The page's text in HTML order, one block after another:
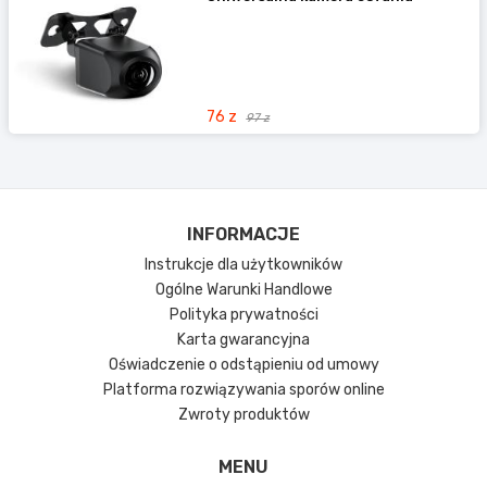
Nawigacja po mapach Androida itp.
● Wyjście sterowania układem
kierowniczym.
● Wyjście kamery cofania
● Bluetooth 5.0
● Radio
● Połączenie lustrzane:Możliwość
sparowania urządzeń takich jak: iPad,
iPhone czy urządzenia z systememAndroid i
wyświetlenia ich zawartości na
wyświetlaczu samochodowego zestawu
Wideo, audio, kamera cofania,
mikrofon zewnętrzny, antena radiowa,
76 z 97 z
INFORMACJE
Instrukcje dla użytkowników
Ogólne Warunki Handlowe
Polityka prywatności
Karta gwarancyjna
Oświadczenie o odstąpieniu od umowy
Platforma rozwiązywania sporów online
Zwroty produktów
MENU